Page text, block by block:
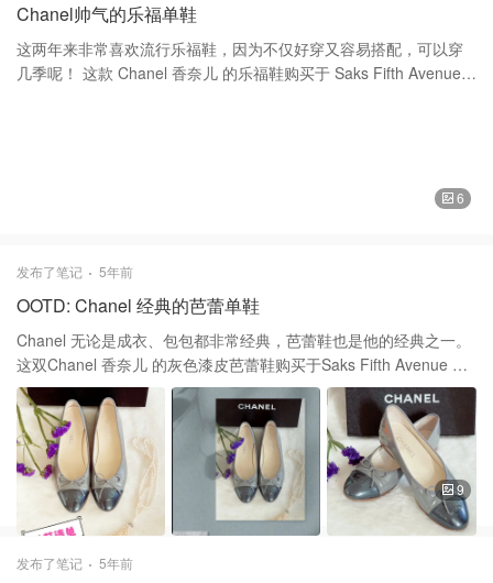
Chanel帅气的乐福单鞋
这两年来非常喜欢流行乐福鞋，因为不仅好穿又容易搭配，可以穿
几季呢！ 这款 Chanel 香奈儿 的乐福鞋购买于 Saks Fifth Avenue
溢的鞋艺师们将制楦、裁剪、缝合等工序分工协作完成,创造永恒经
6
发布了笔记 5年前
OOTD: Chanel 经典的芭蕾单鞋
Chanel 无论是成衣、包包都非常经典，芭蕾鞋也是他的经典之一。
这双Chanel 香奈儿 的灰色漆皮芭蕾鞋购买于Saks Fifth Avenue ，
前几年入手的这一款经典的芭蕾鞋好穿，搭配衣服非常淑女，无论
是裙子、牛仔裤都可以！之前我有两双羊皮的芭蕾鞋了，好穿极
了。虽然现在旧啦！但还是一直还有穿。所以这次碰上漆皮的，而
且是灰色,高级的颜色,又入手了这双。 香奈儿每一双精致鞋履都经过
才华横溢的鞋艺师们将制楦、裁剪、缝合等工序分工协作完成,创造
永恒经典象征. 谢谢大家的喜欢和支持❤️❤️ 鞋子Chanel 香奈儿
9
发布了笔记 5年前